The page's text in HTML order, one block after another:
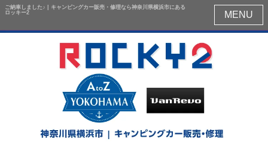
ご納車しました♪ | キャンピングカー販売・修理なら神奈川県横浜市にある
ロッキー2
MENU